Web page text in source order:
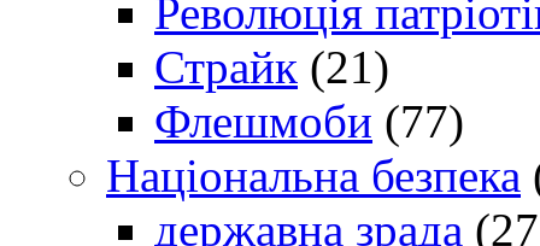
Революція
Страйк (21)
Флешмоби (77)
Національна безпека
державна зрада